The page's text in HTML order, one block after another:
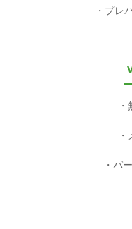
プレ
パ